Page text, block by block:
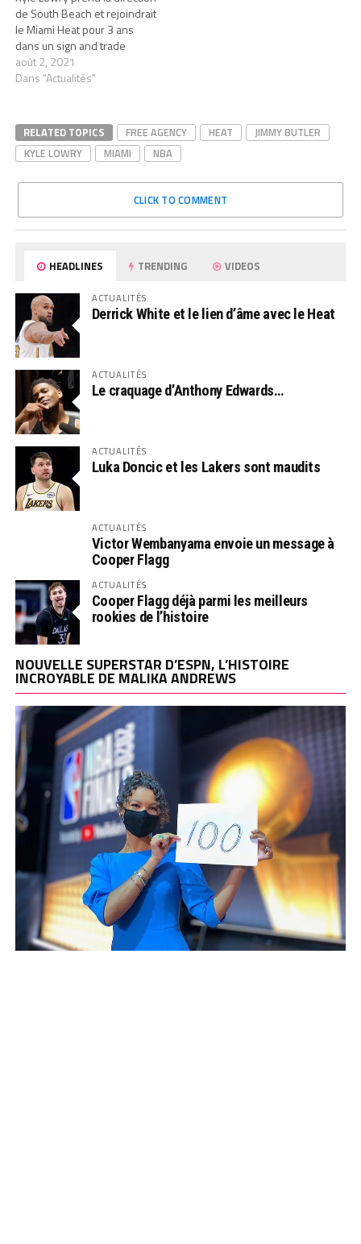
de South Beach et rejoindrait
le Miami Heat pour 3 ans
dans un sign and trade
août 2, 2021
Dans "Actualités"
RELATED TOPICS FREE AGENCY HEAT
JIMMY BUTLER
KYLE LOWRY
MIAMI NBA
CLICK TO COMMENT
HEADLINES TRENDING VIDEOS
ACTUALITÉS
Derrick White et le lien d’âme avec le Heat
ACTUALITÉS
Le craquage d’Anthony Edwards…
ACTUALITÉS
Luka Doncic et les Lakers sont maudits
ACTUALITÉS
Victor Wembanyama envoie un message à
Cooper Flagg
ACTUALITÉS
Cooper Flagg déjà parmi les meilleurs
rookies de l’histoire
NOUVELLE SUPERSTAR D’ESPN, L’HISTOIRE
INCROYABLE DE MALIKA ANDREWS